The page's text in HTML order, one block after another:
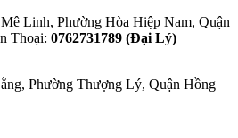
Linh, Phường Hòa Hiệp Nam, Quận
Thoại: 0762731789 (Đại Lý)
Phường Thượng Lý, Quận Hồng